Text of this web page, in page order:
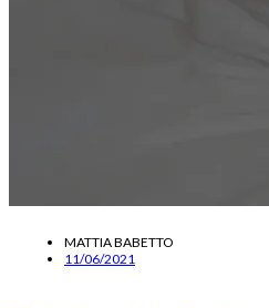
MATTIA BABETTO
11/06/2021